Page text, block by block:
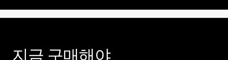
쟁사가 잇나요? - 경쟁사 홈페이지에서 마
지금 구매해야